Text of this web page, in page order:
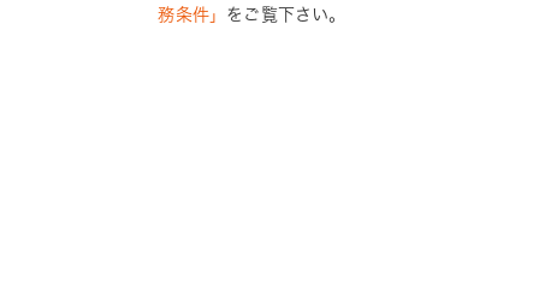
務条件」 をご覧下さい。